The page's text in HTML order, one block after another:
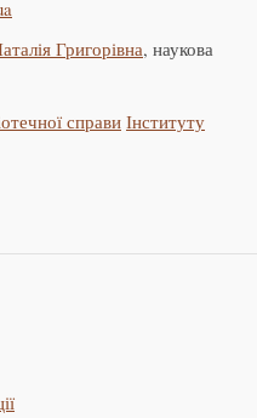
Григорівна, наукова
справиІнституту